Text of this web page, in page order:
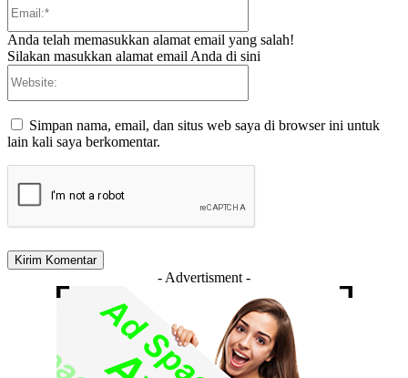
Anda telah memasukkan alamat email yang salah!
Silakan masukkan alamat email Anda di sini
Simpan nama, email, dan situs web saya di browser ini untuk
lain kali saya berkomentar.
- Advertisment -